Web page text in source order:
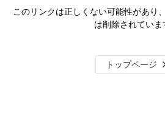
このリンクは正しくない可能性があり
は削除されていま
トップページ